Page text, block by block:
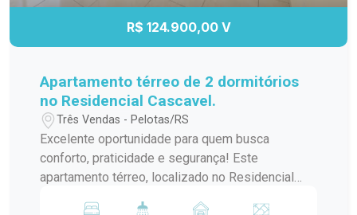
R$ 124.900,00 V
Apartamento térreo de 2 dormitórios
no Residencial Cascavel.
Três Vendas - Pelotas/RS
Excelente oportunidade para quem busca
conforto, praticidade e segurança! Este
apartamento térreo, localizado no Residencial